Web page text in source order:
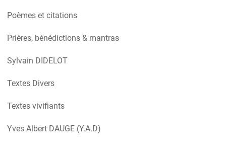
Poèmes et citations
Prières, bénédictions & mantras
Sylvain DIDELOT
Textes Divers
Textes vivifiants
Yves Albert DAUGE (Y.A.D)